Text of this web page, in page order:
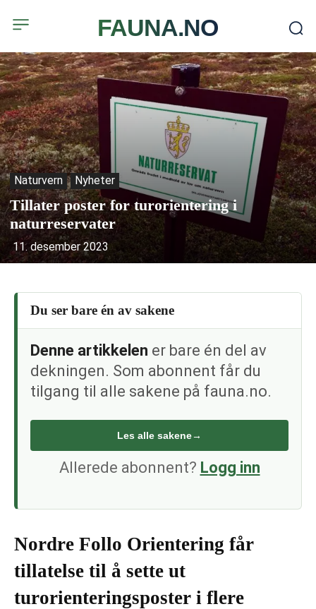
FAUNA.NO
Naturvern Nyheter
Tillater poster for turorientering i
naturreservater
11. desember 2023
Du ser bare én av sakene
Denne artikkelen er bare én del av
dekningen. Som abonnent får du
tilgang til alle sakene på fauna.no.
Les alle sakene→
Allerede abonnent? Logg inn
Nordre Follo Orientering får
tillatelse til å sette ut
turorienteringsposter i flere